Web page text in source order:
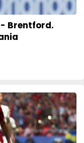
Brentford.